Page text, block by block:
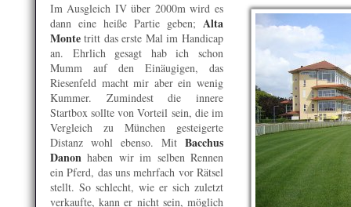
Im Ausgleich IV über 2000m wird es
dann eine heiße Partie geben; Alta
Monte tritt das erste Mal im Handicap
an. Ehrlich gesagt hab ich schon
Mumm auf den Einäugigen, das
Riesenfeld macht mir aber ein wenig
Kummer. Zumindest die innere
Startbox sollte von Vorteil sein, die im
Vergleich zu München gesteigerte
Distanz wohl ebenso. Mit Bacchus
Danon haben wir im selben Rennen
ein Pferd, das uns mehrfach vor Rätsel
stellt. So schlecht, wie er sich zuletzt
verkaufte, kann er nicht sein, möglich